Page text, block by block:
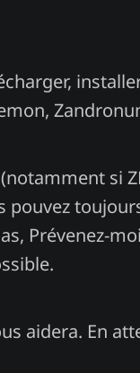
si
pouvez
Prévenez-
aidera. En